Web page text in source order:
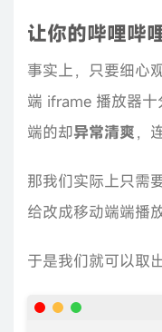
让你的哔哩哔
事实上，只要细心
端 iframe 播放器
端的却异常清爽，
那我们实际上只需
给改成移动端端播
于是我们就可以取